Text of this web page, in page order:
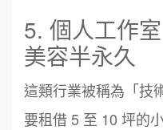
5. 個人工作
美容半永久
這類行業被稱為「技
要租借 5 至 10 坪的